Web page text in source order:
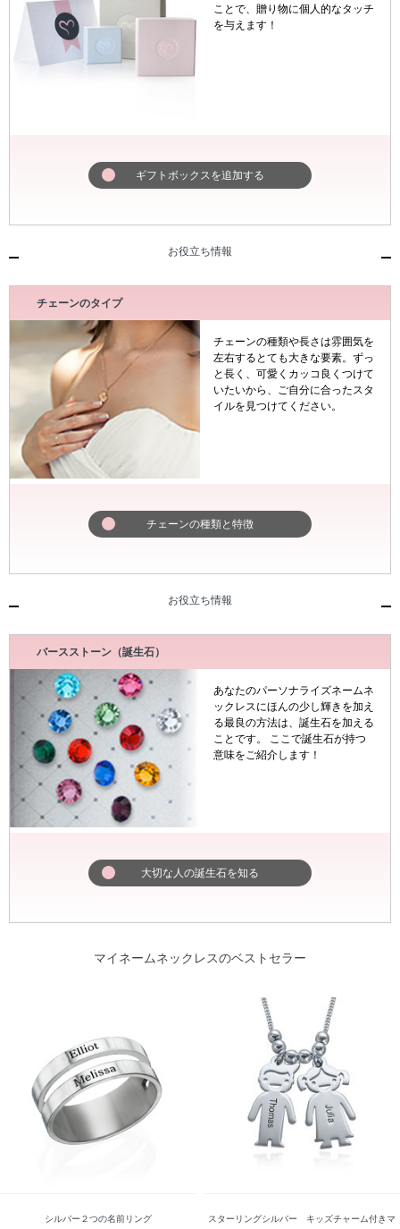
ことで、贈り物に個人的なタッチ
を与えます！
ギフトボックスを追加する
お役立ち情報
チェーンのタイプ
チェーンの種類や長さは雰囲気を
左右するとても大きな要素。ずっ
と長く、可愛くカッコ良くつけて
いたいから、ご自分に合ったスタ
イルを見つけてください。
チェーンの種類と特徴
お役立ち情報
バースストーン（誕生石）
あなたのパーソナライズネームネ
ックレスにほんの少し輝きを加え
る最良の方法は、誕生石を加える
ことです。 ここで誕生石が持つ
意味をご紹介します！
大切な人の誕生石を知る
マイネームネックレスのベストセラー
シルバー２つの名前リング
スターリングシルバー キッズチャーム付きマ